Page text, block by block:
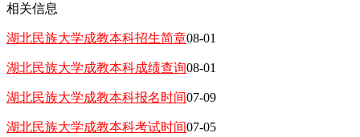
相关信息
湖北民族大学成教本科招生简章08-01
湖北民族大学成教本科成绩查询08-01
湖北民族大学成教本科报名时间07-09
湖北民族大学成教本科考试时间07-05